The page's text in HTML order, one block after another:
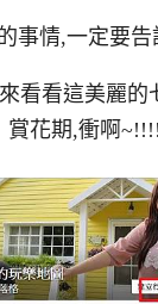
事情,一定要告
看看這美麗的
賞花期,衝啊~!!!!